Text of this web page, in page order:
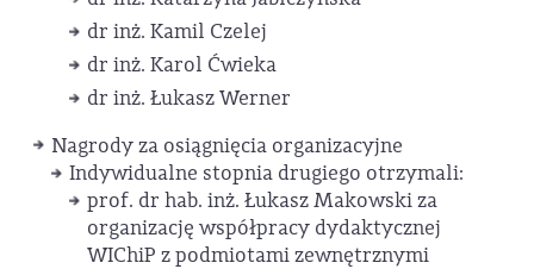
dr inż. Kamil Czelej
dr inż. Karol Ćwieka
dr inż. Łukasz Werner
Nagrody za osiągnięcia organizacyjne
Indywidualne stopnia drugiego otrzymali:
prof. dr hab. inż. Łukasz Makowski za
organizację współpracy dydaktycznej
WIChiP z podmiotami zewnętrznymi